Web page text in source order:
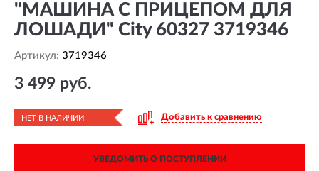
"МАШИНА С ПРИЦЕПОМ ДЛЯ
ЛОШАДИ" City 60327 3719346
Артикул: 3719346
3 499 руб.
НЕТ В НАЛИЧИИ Добавить к сравнению
УВЕДОМИТЬ О ПОСТУПЛЕНИИ